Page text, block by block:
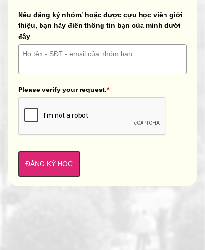
Nếu đăng ký nhóm/ hoặc được cựu học viên giới
thiệu, bạn hãy điền thông tin bạn của mình dưới
đây
Please verify your request.*
ĐĂNG KÝ HỌC